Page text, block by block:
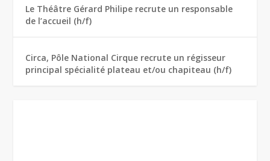
Le Théâtre Gérard Philipe recrute un responsable
de l’accueil (h/f)
Circa, Pôle National Cirque recrute un régisseur
principal spécialité plateau et/ou chapiteau (h/f)